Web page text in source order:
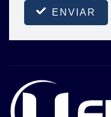
ENVIAR